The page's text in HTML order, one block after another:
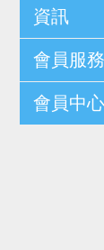
資訊
會員服務
會員中心